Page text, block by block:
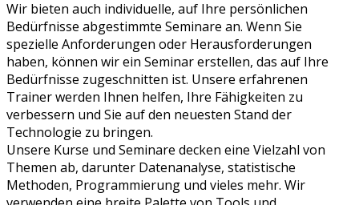
Wir bieten auch individuelle, auf Ihre persönlichen
Bedürfnisse abgestimmte Seminare an. Wenn Sie
spezielle Anforderungen oder Herausforderungen
haben, können wir ein Seminar erstellen, das auf Ihre
Bedürfnisse zugeschnitten ist. Unsere erfahrenen
Trainer werden Ihnen helfen, Ihre Fähigkeiten zu
verbessern und Sie auf den neuesten Stand der
Technologie zu bringen.
Unsere Kurse und Seminare decken eine Vielzahl von
Themen ab, darunter Datenanalyse, statistische
Methoden, Programmierung und vieles mehr. Wir